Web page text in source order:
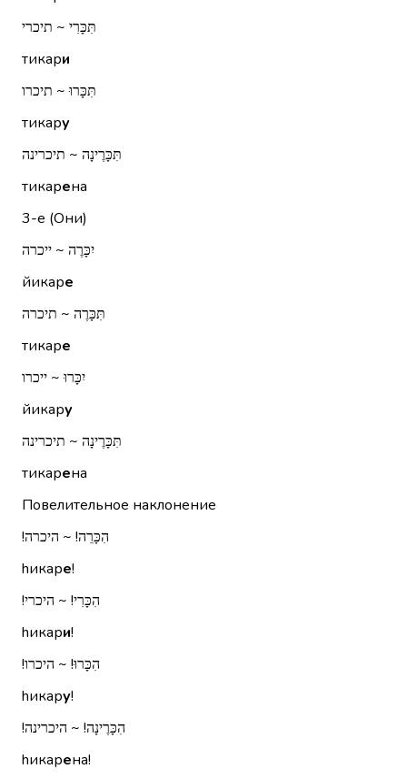
תִּכָּרִי ~ תיכרי
тикари
תִּכָּרוּ ~ תיכרו
тикару
תִּכָּרֶינָה ~ תיכרינה
тикарена
3-е (Они)
יִכָּרֶה ~ ייכרה
йикаре
תִּכָּרֶה ~ תיכרה
тикаре
יִכָּרוּ ~ ייכרו
йикару
תִּכָּרֶינָה ~ תיכרינה
тикарена
Повелительное наклонение
הִכָּרֵה!‏ ~ היכרה!‏
hикаре!
הִכָּרִי!‏ ~ היכרי!‏
hикари!
הִכָּרוּ!‏ ~ היכרו!‏
hикару!
הִכָּרֶינָה!‏ ~ היכרינה!‏
hикарена!